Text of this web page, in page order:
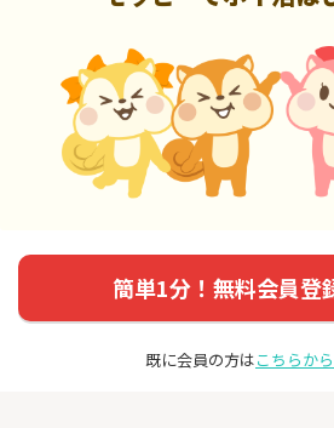
簡単1分！無料会員登
既に会員の方はこちらか